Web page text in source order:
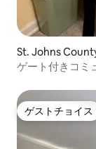
St. Johns
ゲート付きコミ
ゲストチョイス
ゲストチョイス